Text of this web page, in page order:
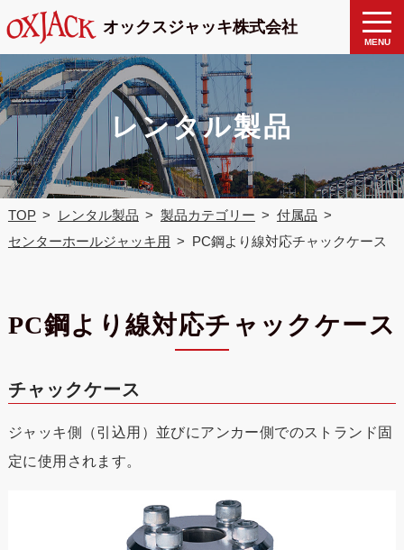
オックスジャッキ株式会社
toggle
MENU
製品検
索
レンタル製品
TOP レンタル製品 製品カテゴリー
付属品
センターホールジャッキ用
PC鋼より線対応チャックケース
PC鋼より線対応チャックケース
チャックケース
ジャッキ側（引込用）並びにアンカー側でのストランド固
定に使用されます。